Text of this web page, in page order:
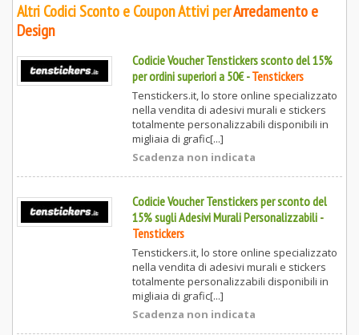
Altri Codici Sconto e Coupon Attivi perArredamento e
Design
Codicie Voucher Tenstickers sconto del 15%
per ordini superiori a 50€-Tenstickers
Tenstickers.it, lo store online specializzato
nella vendita di adesivi murali e stickers
totalmente personalizzabili disponibili in
migliaia di grafic[...]
Scadenza non indicata
Codicie Voucher Tenstickers per sconto del
15% sugli Adesivi Murali Personalizzabili -
Tenstickers
Tenstickers.it, lo store online specializzato
nella vendita di adesivi murali e stickers
totalmente personalizzabili disponibili in
migliaia di grafic[...]
Scadenza non indicata